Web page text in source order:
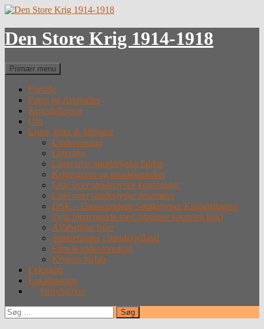
Hop
indhold
Den Store Krig 1914-1918
Søg
Primær menu
Forside
Fotos og Arkivalier
Krigsdeltagere
Om
Lister, links & litteratur
Undervisning
Litteratur
Lister over sønderjyske faldne
Krigergrave og mindesmærker
Liste over sønderjyske krigsfanger
Liste over sønderjyske desertører
DSK – Dansksindede Sønderjyske Krigsdeltagere
Tysk hjemmeside med tabslister (eksternt link)
Alfabetiske lister
Straffefanger i Sønderjylland
Film & videoforedrag
Krigens forløb
Leksikon
Lokalhistorie
Introduction
Søg
efter: